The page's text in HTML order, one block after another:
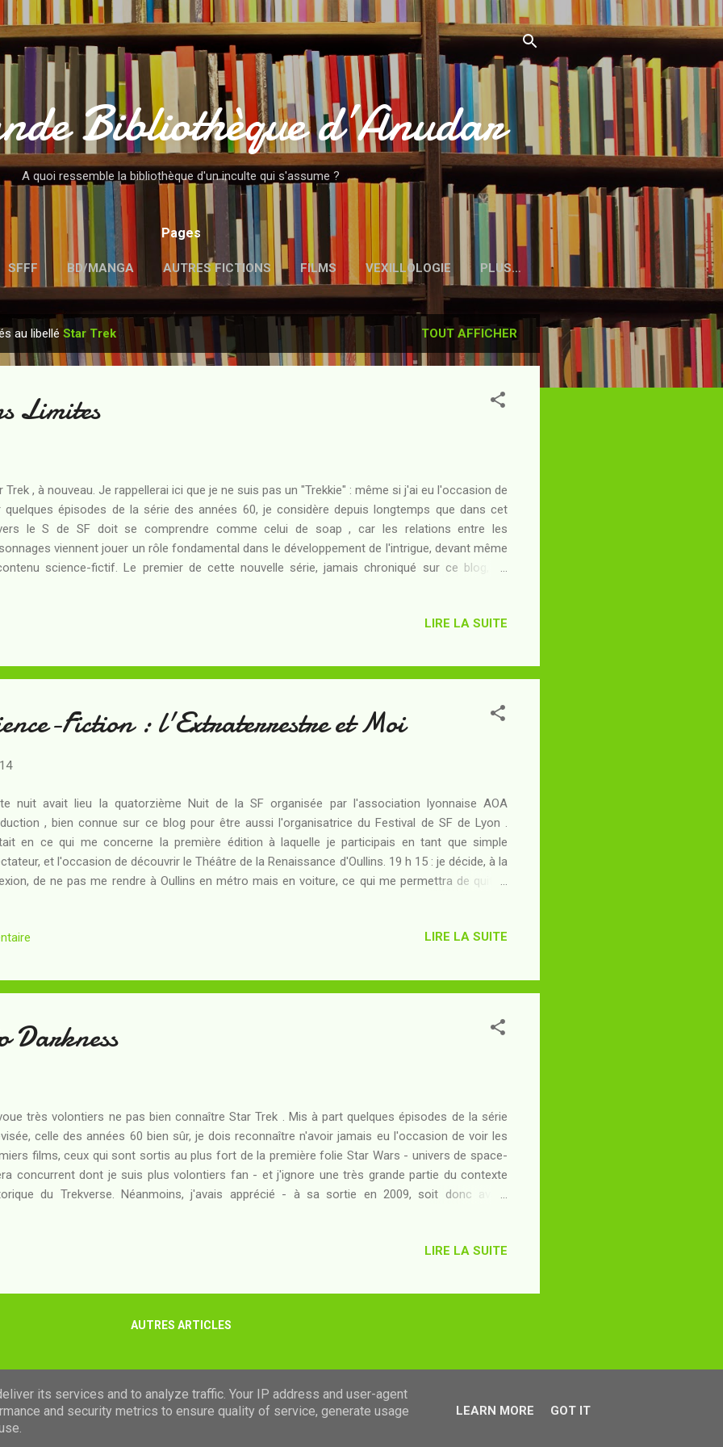
Accéder au contenu principal
Bibliothèque d’Anudar
A quoi ressemble la bibliothèque d'un inculte qui s'assume ?
Pages
SFFF BD/MANGA AUTRES FICTIONS FILMS VEXILLOLOGIE PLUS…
MENTIONS LÉGALES
au libellé Star Trek TOUT AFFICHER
Limites
Trek , à nouveau. Je rappellerai ici que je ne suis pas un "Trekkie" : même si j'ai eu l'occasion de
quelques épisodes de la série des années 60, je considère depuis longtemps que dans cet
le S de SF doit se comprendre comme celui de soap , car les relations entre les
viennent jouer un rôle fondamental dans le développement de l'intrigue, devant même
science-fictif. Le premier de cette nouvelle série, jamais chroniqué sur ce blog, ne
les années 1980 avec un certain bonheur. C'est donc avec l'oeil d'un amateur pas très éclairé
ans aux confins de la Fédération, fait une escale sur une sta...
LIRE LA SUITE
Fiction : l'Extraterrestre et Moi
nuit avait lieu la quatorzième Nuit de la SF organisée par l'association lyonnaise AOA
, bien connue sur ce blog pour être aussi l'organisatrice du Festival de SF de Lyon .
en ce qui me concerne la première édition à laquelle je participais en tant que simple
et l'occasion de découvrir le Théâtre de la Renaissance d'Oullins. 19 h 15 : je décide, à la
de ne pas me rendre à Oullins en métro mais en voiture, ce qui me permettra de quitter
de marche à pied à trois heures du matin pour regagner mon domicile. 19 h 50 : après m'être
avoir redémarré, m'être fait é...
LIRE LA SUITE
Darkness
très volontiers ne pas bien connaître Star Trek . Mis à part quelques épisodes de la série
celle des années 60 bien sûr, je dois reconnaître n'avoir jamais eu l'occasion de voir les
films, ceux qui sont sortis au plus fort de la première folie Star Wars - univers de space-
concurrent dont je suis plus volontiers fan - et j'ignore une très grande partie du contexte
du Trekverse. Néanmoins, j'avais apprécié - à sa sortie en 2009, soit donc avant
: chose faite hier soir. Résumé : Lors d'une mission pas très officielle, Kirk a eu l'occasion
volcanique menaçant d'éliminer...
LIRE LA SUITE
AUTRES ARTICLES
Images de thèmes deluoman
its services and to analyze traffic. Your IP address and user-agent
and security metrics to ensure quality of service, generate usage
LEARN MORE GOT IT